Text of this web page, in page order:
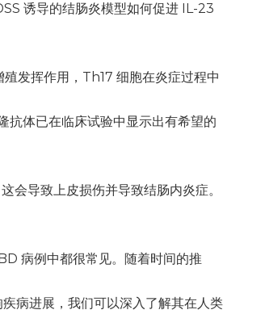
诱导的结肠炎模型如何促进 IL-23
发挥作用，Th17 细胞在炎症过程中
体已在临床试验中显示出有希望的
会导致上皮损伤并导致结肠内炎症。
病例中都很常见。随着时间的推
病进展，我们可以深入了解其在人类